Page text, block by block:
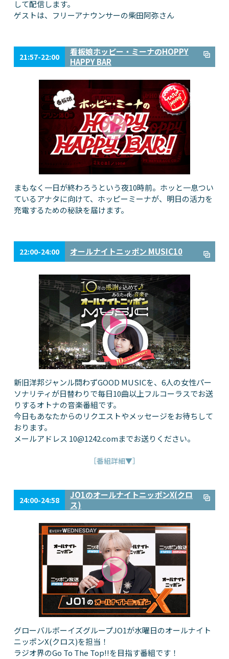
して配信します。
ゲストは、フリーアナウンサーの柴田阿弥さん
21:57-22:00
看板娘ホッピー・ミーナのHOPPY
HAPPY BAR
まもなく一日が終わろうという夜10時前。ホッと一息つい
ているアナタに向けて、ホッピーミーナが、明日の活力を
充電するための秘訣を届けます。
22:00-24:00 オールナイトニッポン MUSIC10
新旧洋邦ジャンル問わずGOOD MUSICを、6人の女性パー
ソナリティが日替わりで毎日10曲以上フルコーラスでお送
りするオトナの音楽番組です。
今日もあなたからのリクエストやメッセージをお待ちして
おります。
メールアドレス 10@1242.comまでお送りください。
［番組詳細▼］
24:00-24:58
JO1のオールナイトニッポンX(クロ
ス)
グローバルボーイズグループJO1が水曜日のオールナイト
ニッポンX(クロス)を担当！
ラジオ界のGo To The Top!!を目指す番組です！